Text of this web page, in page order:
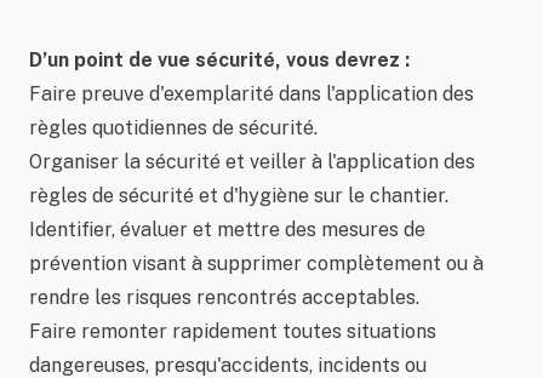
D’un point de vue sécurité, vous devrez :
Faire preuve d'exemplarité dans l'application des
règles quotidiennes de sécurité.
Organiser la sécurité et veiller à l'application des
règles de sécurité et d'hygiène sur le chantier.
Identifier, évaluer et mettre des mesures de
prévention visant à supprimer complètement ou à
rendre les risques rencontrés acceptables.
Faire remonter rapidement toutes situations
dangereuses, presqu'accidents, incidents ou